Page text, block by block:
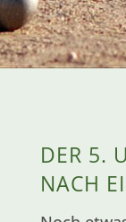
DER 5.
NACH